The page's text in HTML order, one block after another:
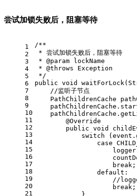
尝试加锁失败后，阻塞等待
1
2
3
4
5
6
7
8
9
10
11
12
13
14
15
16
17
18
19
20
21
/**
* 尝试加锁失败后，阻塞等待
* @param lockName
* @throws Exception
*/
public void
    //监听子节点
PathChildrenCache
        @Override
public void
switch
case
                    break;
                default:
//
                    break;
            }